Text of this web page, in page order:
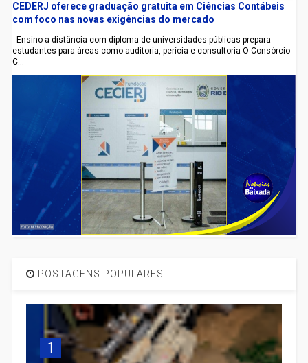
CEDERJ oferece graduação gratuita em Ciências Contábeis
com foco nas novas exigências do mercado
Ensino a distância com diploma de universidades públicas prepara
estudantes para áreas como auditoria, perícia e consultoria O Consórcio
C...
POSTAGENS POPULARES
1